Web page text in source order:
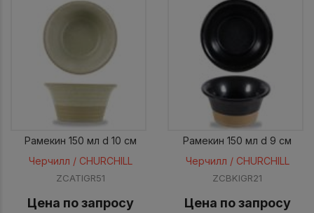
Рамекин 150 мл d 10 см
Черчилл / CHURCHILL
ZCATIGR51
Цена по запросу
Рамекин 150 мл d 9 см
Черчилл / CHURCHILL
ZCBKIGR21
Цена по запросу